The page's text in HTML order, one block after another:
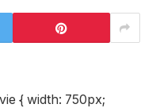
{ width: 750px;